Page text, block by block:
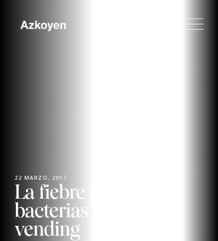
22 MARZO, 2017
La fiebre por matar
bacterias llega al
vending